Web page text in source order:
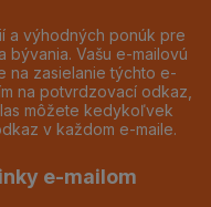
a výhodných ponúk pre
Vašu e-mailovú
na zasielanie týchto e-
na potvrdzovací odkaz,
môžete kedykoľvek
v každom e-maile.
e-mailom